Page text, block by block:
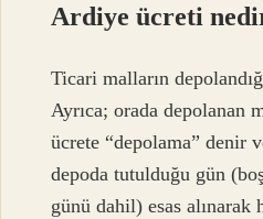
Ardiye ücreti
Ticari malların
Ayrıca; orada depolanan
ücrete “depolama” denir
depoda tutulduğu gün
günü dahil) esas alınarak